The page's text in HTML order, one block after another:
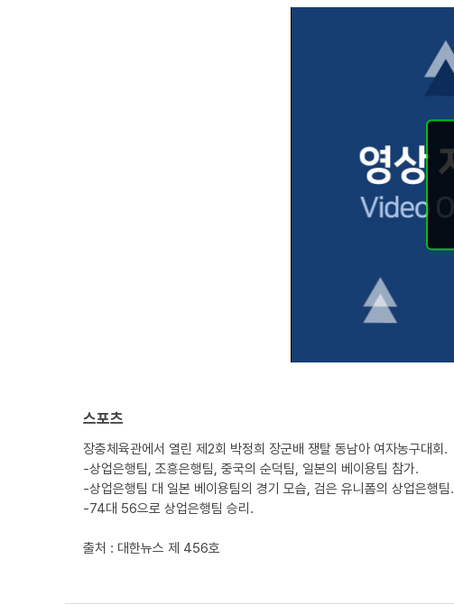
스포츠
장충체육관에서 열린 제2회 박정희 장군배 쟁탈 동남아 여자농구대회.
-상업은행팀, 조흥은행팀, 중국의 순덕팀, 일본의 베이용팀 참가.
-상업은행팀 대 일본 베이용팀의 경기 모습, 검은 유니폼의 상업은행팀.
-74대 56으로 상업은행팀 승리.
출처 : 대한뉴스 제 456호